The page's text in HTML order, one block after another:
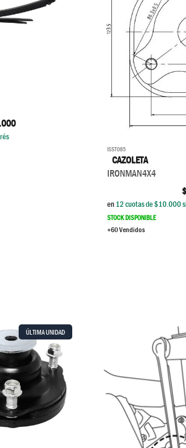
ISST085
CAZOLETA
IRONMAN4X4
$
en12cuotas de $10.000
STOCK DISPONIBLE
+60 Vendidos
ÚLTIMA UNIDAD